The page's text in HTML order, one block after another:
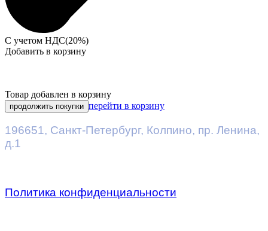
С учетом НДС(20%)
Добавить в корзину
Товар добавлен в корзину
продолжить покупки перейти в корзину
196651, Санкт-Петербург, Колпино, пр. Ленина,
д.1
Политика конфиденциальности